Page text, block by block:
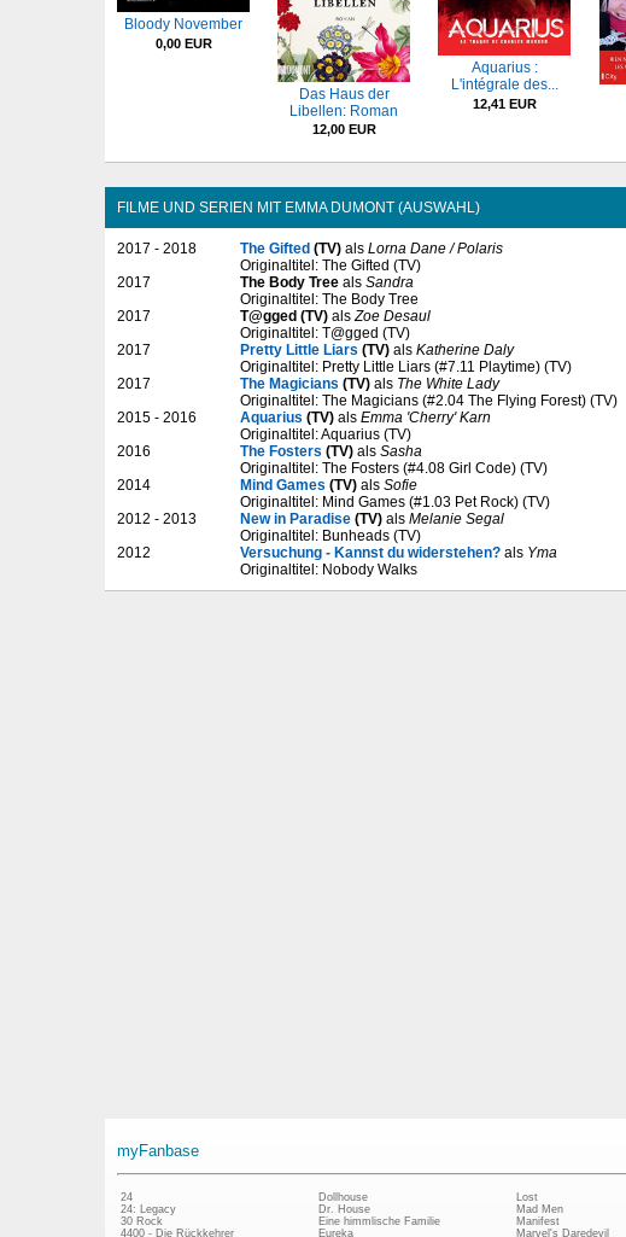
Bloody November
0,00 EUR
Das Haus der
Libellen: Roman
12,00 EUR
Aquarius :
L'intégrale des...
12,41 EUR
FILME UND SERIEN MIT EMMA DUMONT (AUSWAHL)
2017 - 2018 The Gifted (TV) als Lorna Dane / Polaris
Originaltitel: The Gifted (TV)
2017
The Body Tree als Sandra
Originaltitel: The Body Tree
2017
T@gged (TV) alsZoe Desaul
Originaltitel: T@gged (TV)
2017
Pretty Little Liars (TV) als Katherine Daly
Originaltitel: Pretty Little Liars (#7.11 Playtime) (TV)
2017
The Magicians (TV) als The White Lady
Originaltitel: The Magicians (#2.04 The Flying Forest) (TV)
2015 - 2016
Aquarius (TV) als Emma 'Cherry' Karn
Originaltitel: Aquarius (TV)
2016
The Fosters (TV) als Sasha
Originaltitel: The Fosters (#4.08 Girl Code) (TV)
2014
Mind Games (TV) als Sofie
Originaltitel: Mind Games (#1.03 Pet Rock) (TV)
2012 - 2013
New in Paradise (TV) als Melanie Segal
Originaltitel: Bunheads (TV)
2012
Versuchung - Kannst du widerstehen? als Yma
Originaltitel: Nobody Walks
myFanbase
24
24: Legacy
30 Rock
4400 - Die Rückkehrer
Dollhouse
Dr. House
Eine himmlische Familie
Eureka
Lost
Mad Men
Manifest
Marvel's Daredevil